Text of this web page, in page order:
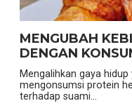
MENGUBAH
DENGAN
Mengalihkan gaya
mengonsumsi protein
terhadap suami...